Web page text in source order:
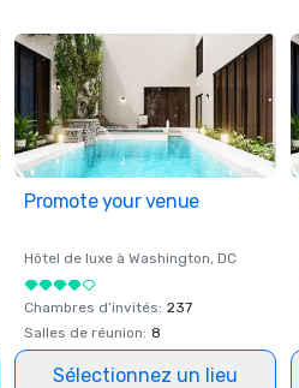
Promote your venue
Hôtel de luxe à Washington, DC
Chambres d’invités: 237
Salles de réunion: 8
Sélectionnez un lieu